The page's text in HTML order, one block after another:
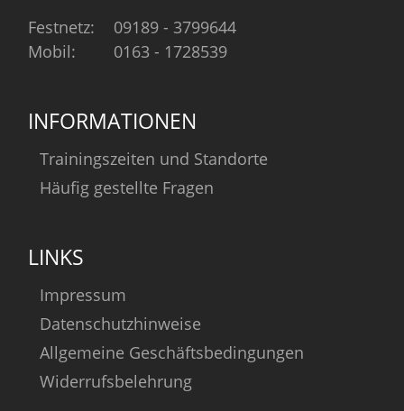
Festnetz:
09189 - 3799644
Mobil:
0163 - 1728539
INFORMATIONEN
Trainingszeiten und Standorte
Häufig gestellte Fragen
LINKS
Impressum
Datenschutzhinweise
Allgemeine Geschäftsbedingungen
Widerrufsbelehrung